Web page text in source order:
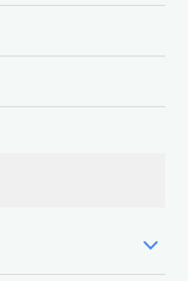
expand_more